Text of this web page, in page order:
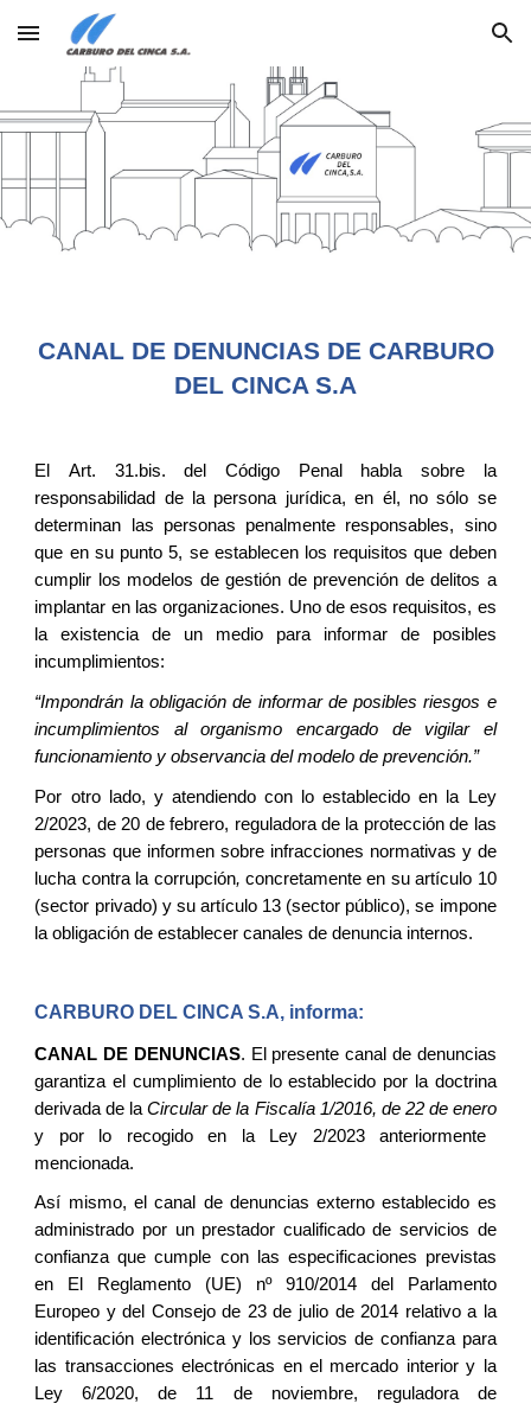
Skip to main content Skip to navigation
CANAL DE DENUNCIAS DE CARBURO
DEL CINCA S.A
El
Art. 31.bis. del Código Penal habla sobre la
responsabilidad de la persona jurídica, en él, no sólo se
determinan las personas penalmente responsables, sino
que en su punto 5, se establecen los requisitos que deben
cumplir los modelos de gestión de prevención de delitos a
implantar en las organizaciones. Uno de esos requisitos, es
la existencia de un medio para informar de posibles
incumplimientos:
“Impondrán la obligación de informar de posibles riesgos e
incumplimientos al organismo encargado de vigilar el
funcionamiento y observancia del modelo de prevención.”
Por otro lado, y atendiendo con lo establecido en la Ley
2/2023, de 20 de febrero, reguladora de la protección de las
personas que informen sobre infracciones normativas y de
lucha contra la corrupción,concretamente en su artículo 10
(sector privado) y su artículo 13 (sector público), se impone
la obligación de establecer canales de denuncia internos.
CARBURO DEL CINCA S.A, informa:
CANAL DE DENUNCIAS. El presente canal de denuncias
garantiza el cumplimiento de lo establecido por la doctrina
derivada de laCircular de la Fiscalía 1/2016, de 22 de enero
y por lo recogido en la
Ley 2/2023
anteriormente
mencionada.
Así mismo, el canal de denuncias externo establecido es
administrado por un prestador cualificado de servicios de
confianza que cumple con las especificaciones previstas
en El Reglamento (UE) nº 910/2014 del Parlamento
Europeo y del Consejo de 23 de julio de 2014 relativo a la
identificación electrónica y los servicios de confianza para
las transacciones electrónicas en el mercado interior y la
Ley 6/2020, de 11 de noviembre, reguladora de